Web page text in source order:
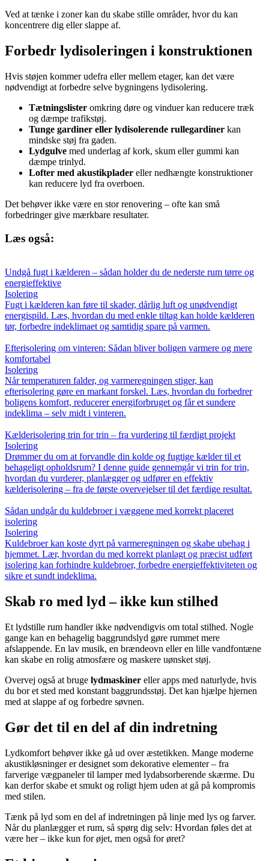
Ved at tænke i zoner kan du skabe stille områder, hvor du kan
koncentrere dig eller slappe af.
Forbedr lydisoleringen i konstruktionen
Hvis støjen kommer udefra eller mellem etager, kan det være
nødvendigt at forbedre selve bygningens lydisolering.
Tætningslister omkring døre og vinduer kan reducere træk
og dæmpe trafikstøj.
Tunge gardiner eller lydisolerende rullegardiner kan
mindske støj fra gaden.
Lydgulve med underlag af kork, skum eller gummi kan
dæmpe trinlyd.
Lofter med akustikplader eller nedhængte konstruktioner
kan reducere lyd fra overboen.
Det behøver ikke være en stor renovering – ofte kan små
forbedringer give mærkbare resultater.
Læs også:
Undgå fugt i kælderen – sådan holder du de nederste rum tørre og
energieffektive
Isolering
Fugt i kælderen kan føre til skader, dårlig luft og unødvendigt
energispild. Læs, hvordan du med enkle tiltag kan holde kælderen
tør, forbedre indeklimaet og samtidig spare på varmen.
Efterisolering om vinteren: Sådan bliver boligen varmere og mere
komfortabel
Isolering
Når temperaturen falder, og varmeregningen stiger, kan
efterisolering gøre en markant forskel. Læs, hvordan du forbedrer
boligens komfort, reducerer energiforbruget og får et sundere
indeklima – selv midt i vinteren.
Kælderisolering trin for trin – fra vurdering til færdigt projekt
Isolering
Drømmer du om at forvandle din kolde og fugtige kælder til et
behageligt opholdsrum? I denne guide gennemgår vi trin for trin,
hvordan du vurderer, planlægger og udfører en effektiv
kælderisolering – fra de første overvejelser til det færdige resultat.
Sådan undgår du kuldebroer i væggene med korrekt placeret
isolering
Isolering
Kuldebroer kan koste dyrt på varmeregningen og skabe ubehag i
hjemmet. Lær, hvordan du med korrekt planlagt og præcist udført
isolering kan forhindre kuldebroer, forbedre energieffektiviteten og
sikre et sundt indeklima.
Skab ro med lyd – ikke kun stilhed
Et lydstille rum handler ikke nødvendigvis om total stilhed. Nogle
gange kan en behagelig baggrundslyd gøre rummet mere
afslappende. En lav musik, en brændeovn eller en lille vandfontæne
kan skabe en rolig atmosfære og maskere uønsket støj.
Overvej også at bruge lydmaskiner eller apps med naturlyde, hvis
du bor et sted med konstant baggrundsstøj. Det kan hjælpe hjernen
med at slappe af og forbedre søvnen.
Gør det til en del af din indretning
Lydkomfort behøver ikke gå ud over æstetikken. Mange moderne
akustikløsninger er designet som dekorative elementer – fra
farverige vægpaneler til lamper med lydabsorberende skærme. Du
kan derfor skabe et smukt og roligt hjem uden at gå på kompromis
med stilen.
Tænk på lyd som en del af indretningen på linje med lys og farver.
Når du planlægger et rum, så spørg dig selv: Hvordan føles det at
være her – ikke kun for øjet, men også for øret?